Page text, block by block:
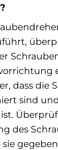
dass die
sind
des